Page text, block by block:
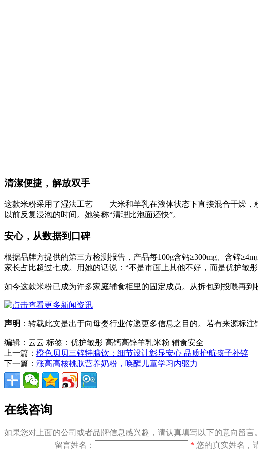
清潔便捷，解放双手
这款米粉采用了湿法工艺——大米和羊乳在液体状态下直接混合干燥，
以前反复浸泡的时间。她笑称“清理比泡面还快”。
安心，从数据到口碑
根据品牌方提供的第三方检测报告，产品每100g含钙≥300mg、含锌
家长占比超过七成。用她的话说：“不是市面上其他不好，而是优护敏
如今这款米粉已成为许多家庭辅食柜里的固定成员。从拆包到投喂再
声明 ：转载此文是出于向母婴行业传递更多信息之目的。若有来源标
编辑：云云 标签：优护敏彤 高钙高锌羊乳米粉 辅食安全
上一篇： 橙色贝贝三锌特膳饮：细节设计彰显安心 品质护航孩子补锌
下一篇： 涨高高核桃肽营养奶粉，唤醒儿童学习内驱力
在线咨询
如果您对上面的公司或者品牌信息感兴趣，请认真填写以下的意向留言
留言姓名：
* 您的真实姓名，